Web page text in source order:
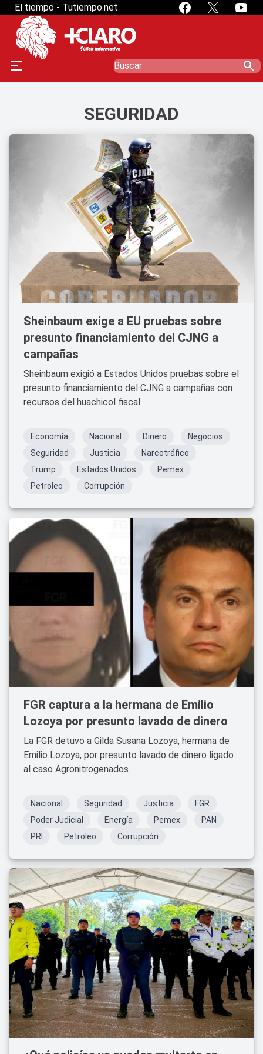
El tiempo - Tutiempo.net
search
SEGURIDAD
Sheinbaum exige a EU pruebas sobre
presunto financiamiento del CJNG a
campañas
Sheinbaum exigió a Estados Unidos pruebas sobre el
presunto financiamiento del CJNG a campañas con
recursos del huachicol fiscal.
Economía Nacional Dinero
Negocios
Seguridad
Justicia
Narcotráfico
Trump
Estados Unidos
Pemex
Petroleo
Corrupción
FGR captura a la hermana de Emilio
Lozoya por presunto lavado de dinero
La FGR detuvo a Gilda Susana Lozoya, hermana de
Emilio Lozoya, por presunto lavado de dinero ligado
al caso Agronitrogenados.
Nacional Seguridad Justicia
FGR
Poder Judicial
Energía Pemex
PAN
PRI
Petroleo Corrupción